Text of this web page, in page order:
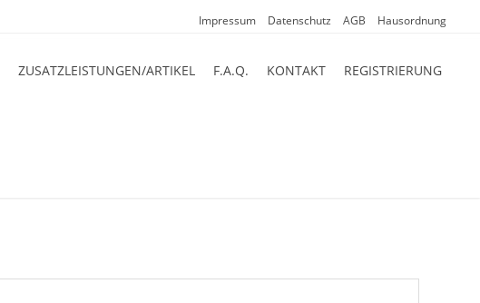
Impressum Datenschutz AGB Hausordnung
ZUSATZLEISTUNGEN/ARTIKEL F.A.Q. KONTAKT REGISTRIERUNG